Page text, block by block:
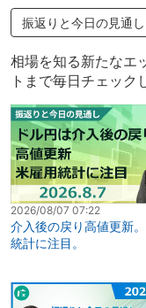
振返りと今日の見通し
相場を知る新たなエ
トまで毎日チェック
2026/08/07 07:22
介入後の戻り高値更新
統計に注目。